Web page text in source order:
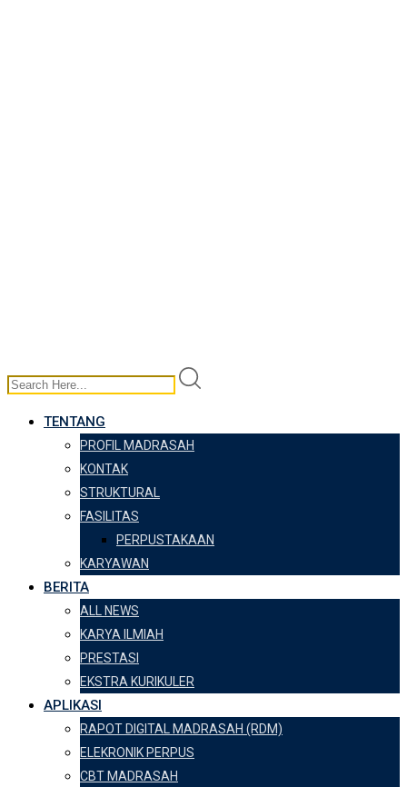
TENTANG
PROFIL MADRASAH
KONTAK
STRUKTURAL
FASILITAS
PERPUSTAKAAN
KARYAWAN
BERITA
ALL NEWS
KARYA ILMIAH
PRESTASI
EKSTRA KURIKULER
APLIKASI
RAPOT DIGITAL MADRASAH (RDM)
ELEKRONIK PERPUS
CBT MADRASAH